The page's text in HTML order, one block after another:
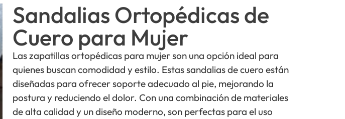
Sandalias Ortopédicas de
Cuero para Mujer
Las zapatillas ortopédicas para mujer son una opción ideal para
quienes buscan comodidad y estilo. Estas sandalias de cuero están
diseñadas para ofrecer soporte adecuado al pie, mejorando la
postura y reduciendo el dolor. Con una combinación de materiales
de alta calidad y un diseño moderno, son perfectas para el uso